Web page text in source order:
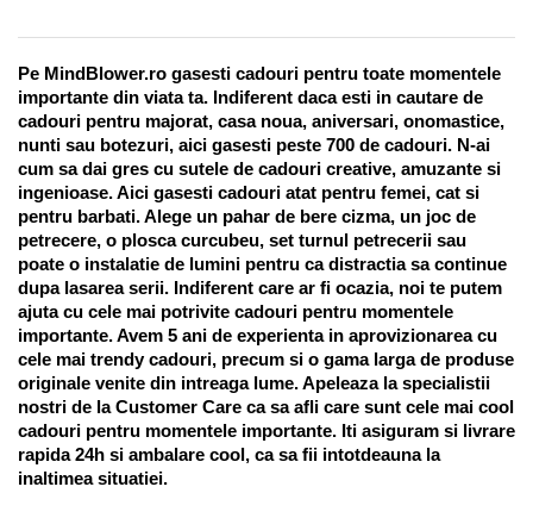
Pe MindBlower.ro gasesti cadouri pentru toate momentele
importante din viata ta. Indiferent daca esti in cautare de
cadouri pentru majorat, casa noua, aniversari, onomastice,
nunti sau botezuri, aici gasesti peste 700 de cadouri. N-ai
cum sa dai gres cu sutele de cadouri creative, amuzante si
ingenioase. Aici gasesti cadouri atat pentru femei, cat si
pentru barbati. Alege un pahar de bere cizma, un joc de
petrecere, o plosca curcubeu, set turnul petrecerii sau
poate o instalatie de lumini pentru ca distractia sa continue
dupa lasarea serii. Indiferent care ar fi ocazia, noi te putem
ajuta cu cele mai potrivite cadouri pentru momentele
importante. Avem 5 ani de experienta in aprovizionarea cu
cele mai trendy cadouri, precum si o gama larga de produse
originale venite din intreaga lume. Apeleaza la specialistii
nostri de la Customer Care ca sa afli care sunt cele mai cool
cadouri pentru momentele importante. Iti asiguram si livrare
rapida 24h si ambalare cool, ca sa fii intotdeauna la
inaltimea situatiei.